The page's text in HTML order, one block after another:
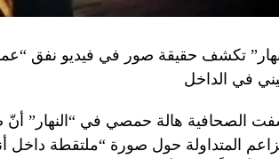
في الداخل
الصحافية هالة حمصي في “النهار”